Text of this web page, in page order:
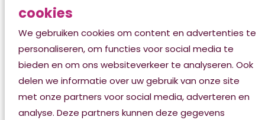
cookies
We gebruiken cookies om content en advertenties te
personaliseren, om functies voor social media te
bieden en om ons websiteverkeer te analyseren. Ook
delen we informatie over uw gebruik van onze site
met onze partners voor social media, adverteren en
analyse. Deze partners kunnen deze gegevens
Een fijne dag
Samen streven we naar fijne dagen voor bewoners
en activiteiten die zijn afgestemd op de behoeften.
De activiteiten zijn met name gericht op beleving,
beweging en activering.